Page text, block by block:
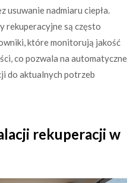
usuwanie nadmiaru ciepła.
rekuperacyjne są często
które monitorują jakość
co pozwala na automatyczne
do aktualnych potrzeb
rekuperacji w